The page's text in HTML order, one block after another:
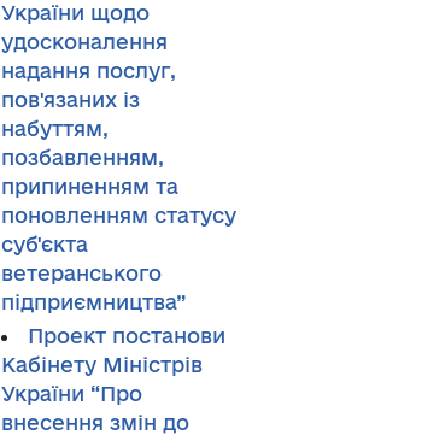
України щодо
удосконалення
надання послуг,
пов'язаних із
набуттям,
позбавленням,
припиненням та
поновленням статусу
суб'єкта
ветеранського
підприємництва”
Проект постанови
Кабінету Міністрів
України “Про
внесення змін до